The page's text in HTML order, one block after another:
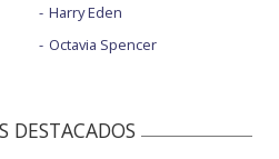
Harry Eden
Octavia Spencer
DESTACADOS